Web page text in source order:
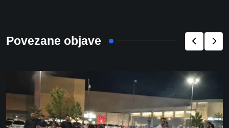
Povezane objave